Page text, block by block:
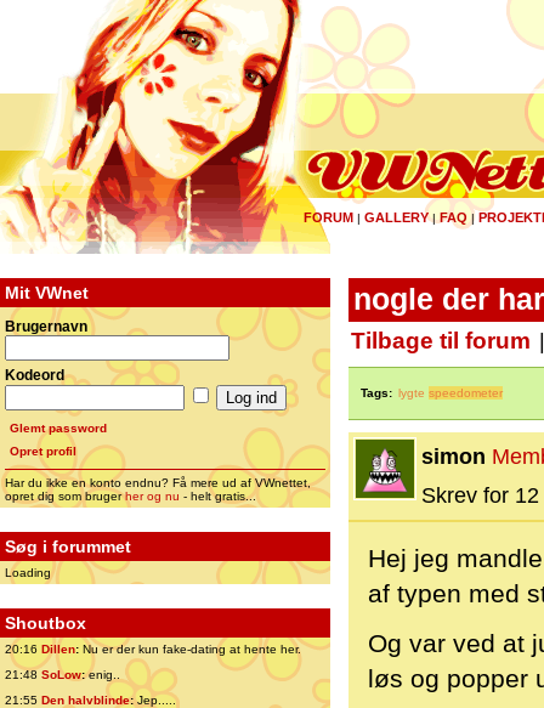
FORUM | GALLERY|FAQ |
Mit VWnet
Brugernavn
Kodeord
Glemt password
Opret profil
Har du ikke en konto endnu? Få mere ud af VWnettet,
opret dig som brugerher og nu - helt gratis...
Søg i forummet
Loading
Shoutbox
20:16 Dillen: Nu er der kun fake-dating at hente her.
21:48 SoLow:enig..
21:55 Den halvblinde:Jep.....
nogle der
Tilbage til forum
Tags: lygte speedometer
simon
Skrev for
Hej jeg
af typen med
Og var ved at
løs og popper